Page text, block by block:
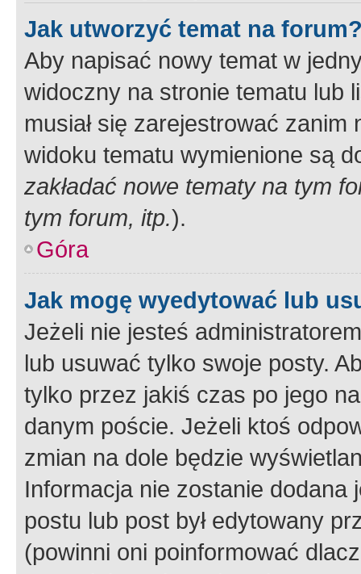
Jak utworzyć temat na
Aby napisać nowy temat w
widoczny na stronie tematu lub
musiał się zarejestrować
widoku tematu wymienione są
zakładać nowe tematy na tym
tym forum, itp.).
Góra
Jak mogę wyedytować lub
Jeżeli nie jesteś
lub usuwać tylko swoje posty.
tylko przez jakiś czas po jego
danym poście. Jeżeli ktoś
zmian na dole będzie
Informacja nie zostanie dodana
postu lub post był edytowany
(powinni oni poinformować